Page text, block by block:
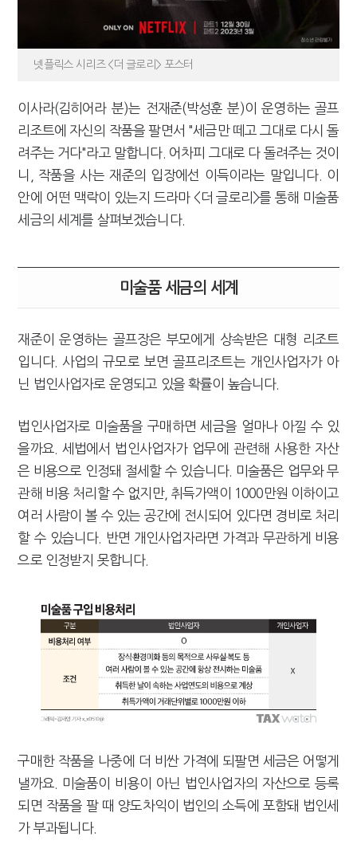
넷플릭스 시리즈 <더 글로리> 포스터
이사라(김히어라 분)는 전재준(박성훈 분)이 운영하는 골프
리조트에 자신의 작품을 팔면서 "세금만 떼고 그대로 다시 돌
려주는 거다"라고 말합니다. 어차피 그대로 다 돌려주는 것이
니, 작품을 사는 재준의 입장에선 이득이라는 말입니다. 이
안에 어떤 맥락이 있는지 드라마 <더 글로리>를 통해 미술품
세금의 세계를 살펴보겠습니다.
미술품 세금의 세계
재준이 운영하는 골프장은 부모에게 상속받은 대형 리조트
입니다. 사업의 규모로 보면 골프리조트는 개인사업자가 아
닌 법인사업자로 운영되고 있을 확률이 높습니다.
법인사업자로 미술품을 구매하면 세금을 얼마나 아낄 수 있
을까요. 세법에서 법인사업자가 업무에 관련해 사용한 자산
은 비용으로 인정돼 절세할 수 있습니다. 미술품은 업무와 무
관해 비용 처리할 수 없지만, 취득가액이 1000만원 이하이고
여러 사람이 볼 수 있는 공간에 전시되어 있다면 경비로 처리
할 수 있습니다. 반면 개인사업자라면 가격과 무관하게 비용
으로 인정받지 못합니다.
구매한 작품을 나중에 더 비싼 가격에 되팔면 세금은 어떻게
낼까요. 미술품이 비용이 아닌 법인사업자의 자산으로 등록
되면 작품을 팔 때 양도차익이 법인의 소득에 포함돼 법인세
가 부과됩니다.